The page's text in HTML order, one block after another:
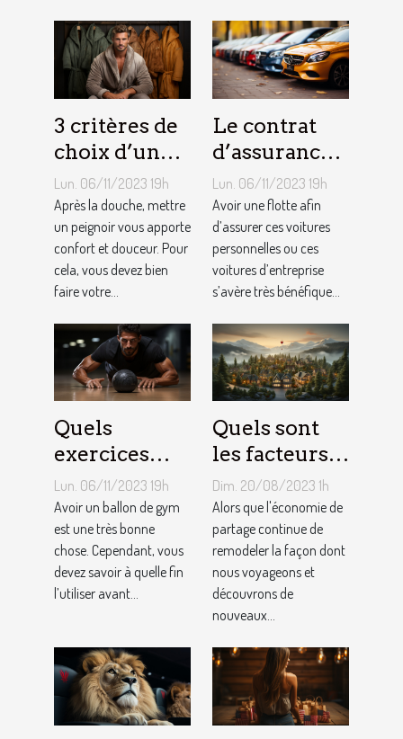
3 critères de
choix d’un
peignoir de
bain pour
homme ?
Lun. 06/11/2023 19h
Après la douche, mettre
un peignoir vous apporte
confort et douceur. Pour
cela, vous devez bien
faire votre...
Le contrat
d’assurance
auto par
flotte : est-il
si
bénéfique ?
Lun. 06/11/2023 19h
Avoir une flotte afin
d’assurer ces voitures
personnelles ou ces
voitures d’entreprise
s’avère très bénéfique...
Quels
exercices
pouvez-vous
faire avec un
ballon de
gym ?
Lun. 06/11/2023 19h
Avoir un ballon de gym
est une très bonne
chose. Cependant, vous
devez savoir à quelle fin
l’utiliser avant...
Quels sont
les facteurs
qui sous-
tendent la
tarification
des services
de
conciergerie
Dim. 20/08/2023 1h
Alors que l'économie de
partage continue de
remodeler la façon dont
nous voyageons et
découvrons de
nouveaux...